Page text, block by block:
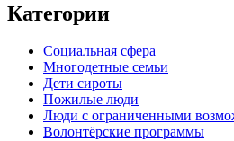
Категории
Социальная сфера
Многодетные семьи
Дети сироты
Пожилые люди
Люди с ограниченными
Волонтёрские программы